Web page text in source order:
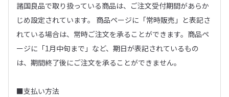
諸国良品で取り扱っている商品は、ご注文受付期間があらか
じめ設定されています。 商品ページに「常時販売」と表記さ
れている場合は、常時ご注文を承ることができます。商品ペ
ージに「1月中旬まで」など、期日が表記されているもの
は、期間終了後にご注文を承ることができません。
■支払い方法